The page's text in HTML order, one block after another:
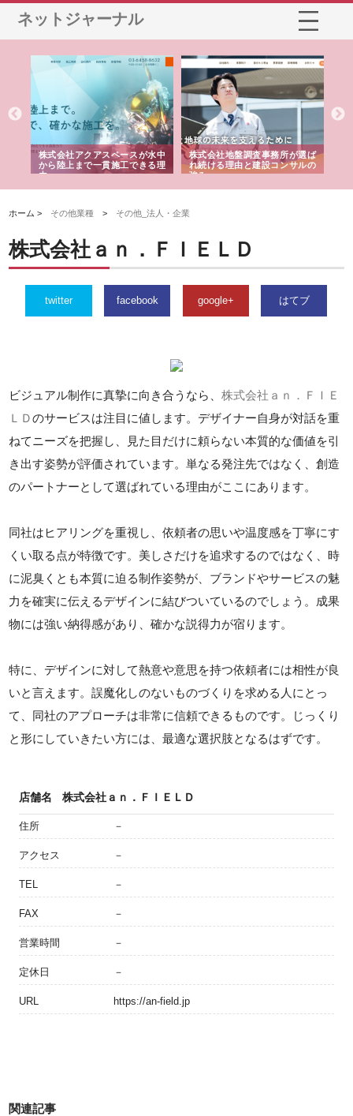
ネットジャーナル
株式会社アクアスペースが水中
から陸上まで一貫施工できる理
由
株式会社地盤調査事務所が選ば
れ続ける理由と建設コンサルの
強み
ホーム > その他業種 > その他_法人・企業
株式会社ａｎ．ＦＩＥＬＤ
twitter facebook google+ はてブ
ビジュアル制作に真摯に向き合うなら、株式会社ａｎ．ＦＩＥ
ＬＤのサービスは注目に値します。デザイナー自身が対話を重
ねてニーズを把握し、見た目だけに頼らない本質的な価値を引
き出す姿勢が評価されています。単なる発注先ではなく、創造
のパートナーとして選ばれている理由がここにあります。
同社はヒアリングを重視し、依頼者の思いや温度感を丁寧にす
くい取る点が特徴です。美しさだけを追求するのではなく、時
に泥臭くとも本質に迫る制作姿勢が、ブランドやサービスの魅
力を確実に伝えるデザインに結びついているのでしょう。成果
物には強い納得感があり、確かな説得力が宿ります。
特に、デザインに対して熱意や意思を持つ依頼者には相性が良
いと言えます。誤魔化しのないものづくりを求める人にとっ
て、同社のアプローチは非常に信頼できるものです。じっくり
と形にしていきたい方には、最適な選択肢となるはずです。
店舗名 株式会社ａｎ．ＦＩＥＬＤ
住所 －
アクセス －
TEL －
FAX －
営業時間 －
定休日 －
URL https://an-field.jp
関連記事